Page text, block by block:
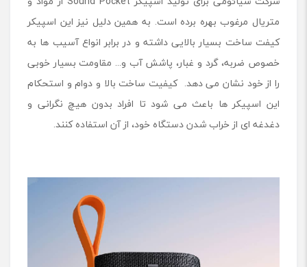
متریال مرغوب بهره برده است. به همین دلیل نیز این اسپیکر
کیفت ساخت بسیار بالایی داشته و در برابر انواع آسیب ها به
خصوص ضربه، گرد و غبار، پاشش آب و... مقاومت بسیار خوبی
را از خود نشان می دهد. کیفیت ساخت بالا و دوام و استحکام
این اسپیکر ها باعث می شود تا افراد بدون هیچ نگرانی و
دغدغه ای از خراب شدن دستگاه خود، از آن استفاده کنند.